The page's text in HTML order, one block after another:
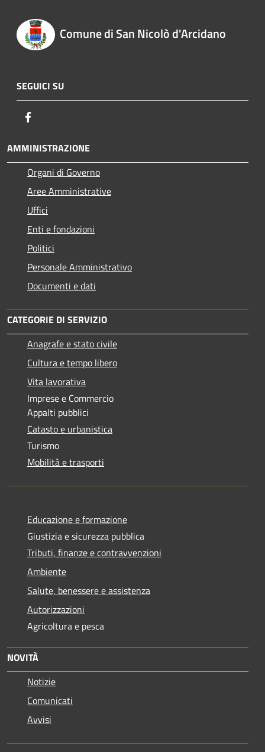
Comune di San Nicolò d'Arcidano
SEGUICI SU
AMMINISTRAZIONE
Organi di Governo
Aree Amministrative
Uffici
Enti e fondazioni
Politici
Personale Amministrativo
Documenti e dati
CATEGORIE DI SERVIZIO
Anagrafe e stato civile
Cultura e tempo libero
Vita lavorativa
Imprese e Commercio
Appalti pubblici
Catasto e urbanistica
Turismo
Mobilità e trasporti
Educazione e formazione
Giustizia e sicurezza pubblica
Tributi, finanze e contravvenzioni
Ambiente
Salute, benessere e assistenza
Autorizzazioni
Agricoltura e pesca
NOVITÀ
Notizie
Comunicati
Avvisi